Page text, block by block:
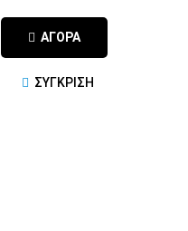
ΑΓΟΡΑ
ΣΥΓΚΡΙΣΗ